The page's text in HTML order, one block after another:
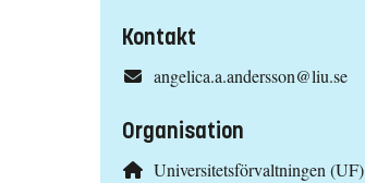
Kontakt
angelica.a.andersson@liu.se
Organisation
Universitetsförvaltningen (UF)